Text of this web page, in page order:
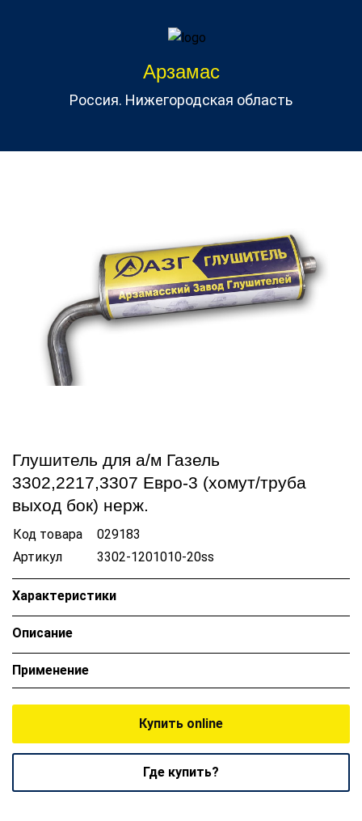
Арзамас
Россия. Нижегородская область
Глушитель для а/м Газель
3302,2217,3307 Евро-3 (хомут/труба
выход бок) нерж.
Код товара
029183
Артикул
3302-1201010-20ss
Характеристики
Описание
Применение
Купить online
Где купить?